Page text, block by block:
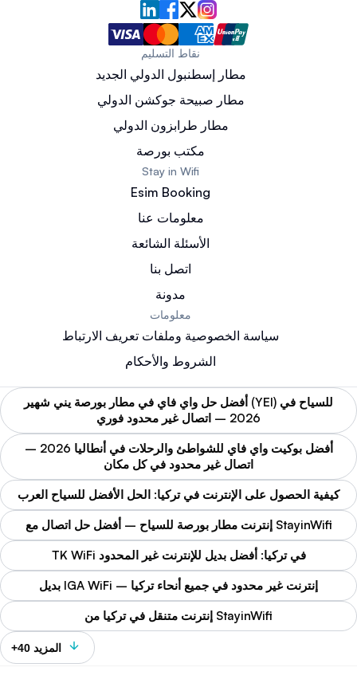
نقاط التسليم
مطار إسطنبول الدولي الجديد
مطار صبيحة جوكشن الدولي
مطار طرابزون الدولي
مكتب بورصة
Stay in Wifi
Esim Booking
معلومات عنا
الأسئلة الشائعة
اتصل بنا
مدونة
معلومات
سياسة الخصوصية وملفات تعريف الارتباط
الشروط والأحكام
أفضل حل واي فاي في مطار بورصة يني شهير (YEI) للسياح في
2026 – اتصال غير محدود فوري
أفضل بوكيت واي فاي للشواطئ والرحلات في أنطاليا 2026 –
اتصال غير محدود في كل مكان
كيفية الحصول على الإنترنت في تركيا: الحل الأفضل للسياح العرب
إنترنت مطار بورصة للسياح – أفضل حل اتصال مع StayinWifi
TK WiFi في تركيا: أفضل بديل للإنترنت غير المحدود
بديل IGA WiFi – إنترنت غير محدود في جميع أنحاء تركيا
إنترنت متنقل في تركيا من StayinWifi
+40 المزيد